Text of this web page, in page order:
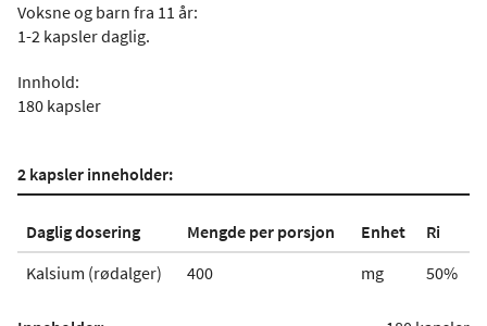
Voksne og barn fra 11 år:
1-2 kapsler daglig.
Innhold:
180 kapsler
2 kapsler inneholder:
Daglig dosering Mengde per porsjon Enhet
Ri
Kalsium (rødalger)
400 mg 50%